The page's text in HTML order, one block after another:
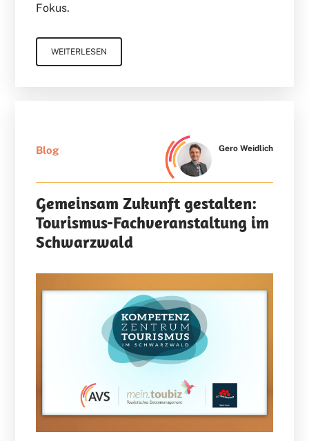
Fokus.
WEITERLESEN
Blog Gero Weidlich
Gemeinsam Zukunft gestalten:
Tourismus-Fachveranstaltung im
Schwarzwald